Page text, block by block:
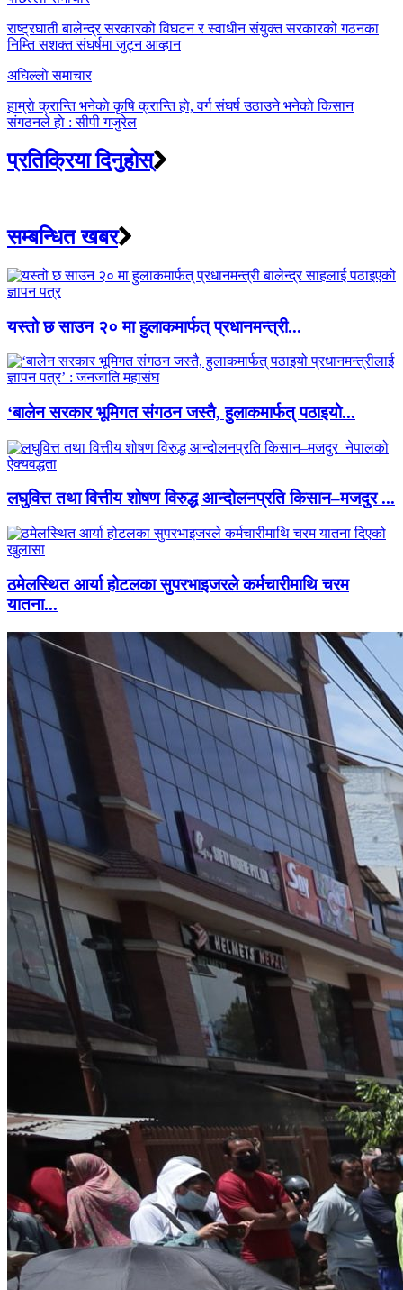
navigation
राष्ट्रघाती बालेन्द्र सरकारको विघटन र स्वाधीन संयुक्त सरकारको गठनका
निम्ति सशक्त संघर्षमा जुट्न आव्हान
अघिल्लाे समाचार
हाम्राे क्रान्ति भनेकाे कृषि क्रान्ति हाे, वर्ग संघर्ष उठाउने भनेकाे किसान
संगठनले हाे : सीपी गजुरेल
प्रतिक्रिया दिनुहोस्
सम्बन्धित खबर
यस्तो छ साउन २० मा हुलाकमार्फत् प्रधानमन्त्री...
‘बालेन सरकार भूमिगत संगठन जस्तै, हुलाकमार्फत् पठाइयो...
लघुवित्त तथा वित्तीय शोषण विरुद्ध आन्दोलनप्रति किसान–मजदुर ...
ठमेलस्थित आर्या होटलका सुपरभाइजरले कर्मचारीमाथि चरम
यातना...